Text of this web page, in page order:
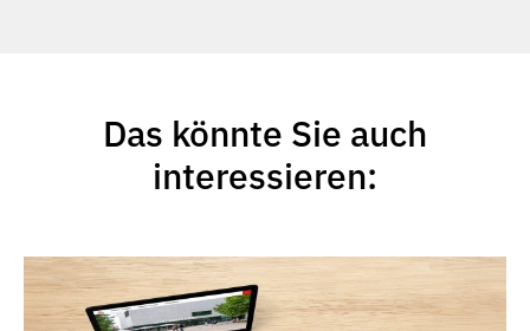
Das könnte Sie auch
interessieren: